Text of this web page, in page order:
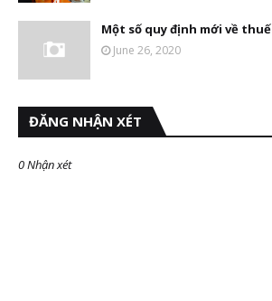
Một số quy định mới về thuế
June 26, 2020
ĐĂNG NHẬN XÉT
0 Nhận xét